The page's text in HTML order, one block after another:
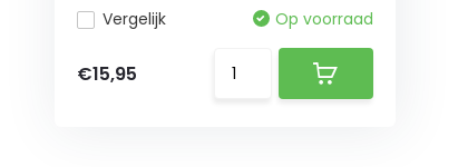
Vergelijk Op voorraad
€15,95